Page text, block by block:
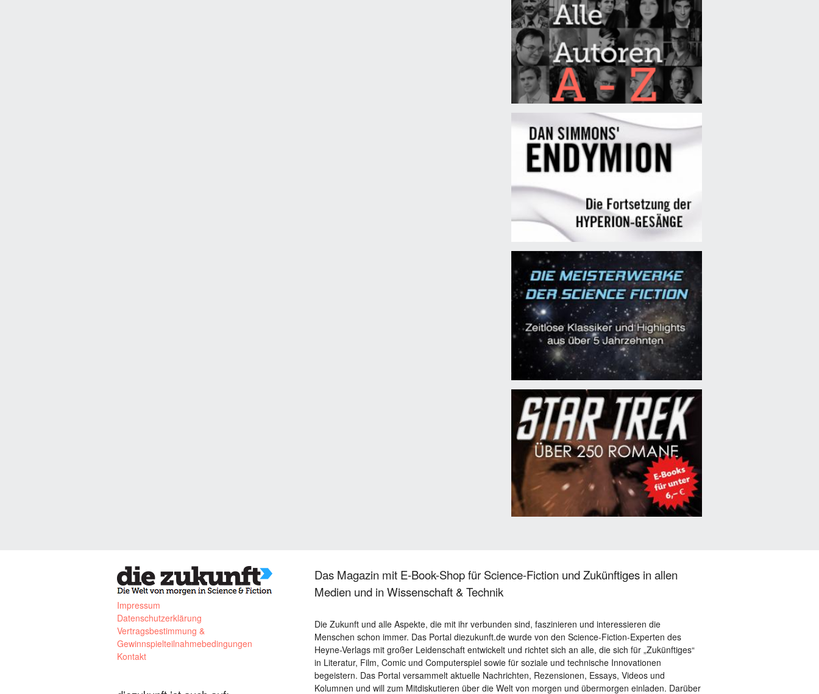
Impressum
Datenschutzerklärung
Vertragsbestimmung &
Gewinnspielteilnahmebedingungen
Kontakt
Das Magazin mit E-Book-Shop für Science-Fiction und Zukünftiges in allen
Medien und in Wissenschaft & Technik
Die Zukunft und alle Aspekte, die mit ihr verbunden sind, faszinieren und interessieren die
Menschen schon immer. Das Portal diezukunft.de wurde von den Science-Fiction-Experten des
Heyne-Verlags mit großer Leidenschaft entwickelt und richtet sich an alle, die sich für „Zukünftiges“
in Literatur, Film, Comic und Computerspiel sowie für soziale und technische Innovationen
begeistern. Das Portal versammelt aktuelle Nachrichten, Rezensionen, Essays, Videos und
Kolumnen und will zum Mitdiskutieren über die Welt von morgen und übermorgen einladen. Darüber